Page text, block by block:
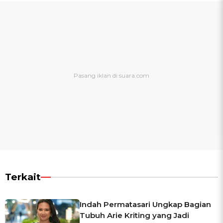
Terkait
Indah Permatasari Ungkap Bagian
Tubuh Arie Kriting yang Jadi